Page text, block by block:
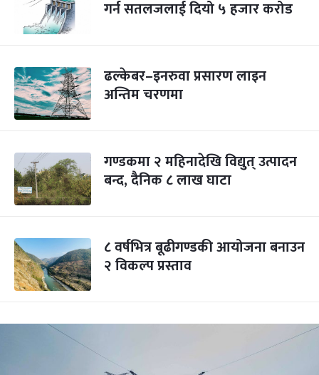
गर्न सतलजलाई दियो ५ हजार करोड
ढल्केबर–इनरुवा प्रसारण लाइन
अन्तिम चरणमा
गण्डकमा २ महिनादेखि विद्युत् उत्पादन
बन्द, दैनिक ८ लाख घाटा
८ वर्षभित्र बूढीगण्डकी आयोजना बनाउन
२ विकल्प प्रस्ताव